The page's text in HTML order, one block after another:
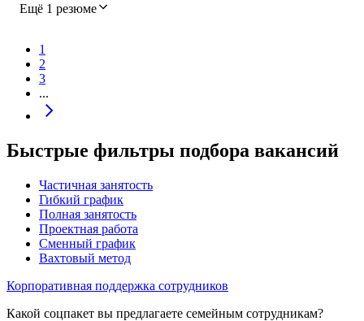
Ещё 1 резюме
1
2
3
...
Быстрые фильтры подбора вакансий
Частичная занятость
Гибкий график
Полная занятость
Проектная работа
Сменный график
Вахтовый метод
Корпоративная поддержка сотрудников
Какой соцпакет вы предлагаете семейным сотрудникам?